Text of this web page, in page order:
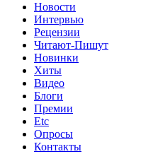
Новости
Интервью
Рецензии
Читают-Пишут
Новинки
Хиты
Видео
Блоги
Премии
Etc
Опросы
Контакты